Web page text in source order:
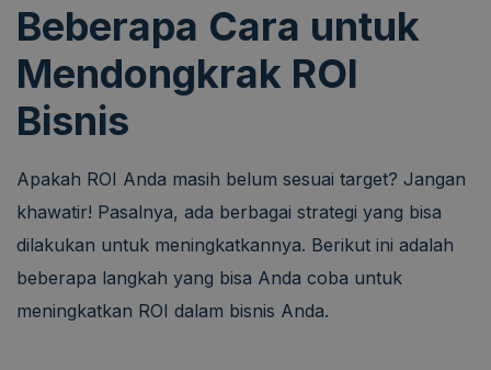
Beberapa Cara untuk
Mendongkrak ROI
Bisnis
Apakah ROI Anda masih belum sesuai target? Jangan
khawatir! Pasalnya, ada berbagai strategi yang bisa
dilakukan untuk meningkatkannya. Berikut ini adalah
beberapa langkah yang bisa Anda coba untuk
meningkatkan ROI dalam bisnis Anda.